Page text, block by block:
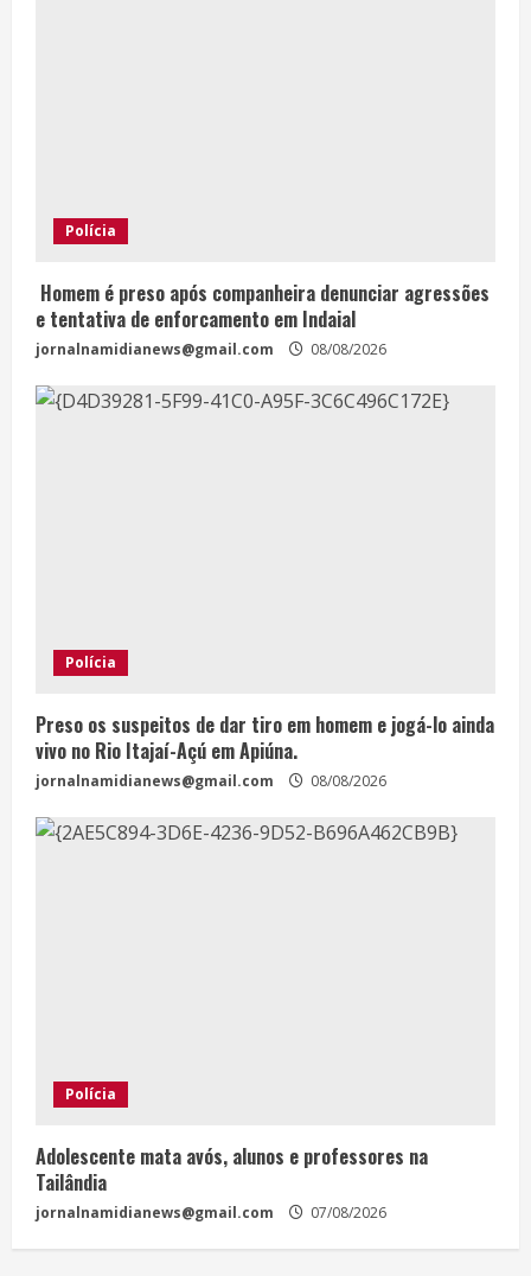
Polícia
Homem é preso após companheira denunciar agressões
e tentativa de enforcamento em Indaial
jornalnamidianews@gmail.com 08/08/2026
Polícia
Preso os suspeitos de dar tiro em homem e jogá-lo ainda
vivo no Rio Itajaí-Açú em Apiúna.
jornalnamidianews@gmail.com 08/08/2026
Polícia
Adolescente mata avós, alunos e professores na
Tailândia
jornalnamidianews@gmail.com 07/08/2026